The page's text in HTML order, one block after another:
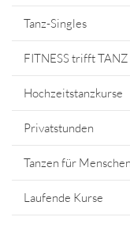
Tanz-Singles
FITNESS trifft TANZ
Hochzeitstanzkurse
Privatstunden
Tanzen für
Laufende Kurse